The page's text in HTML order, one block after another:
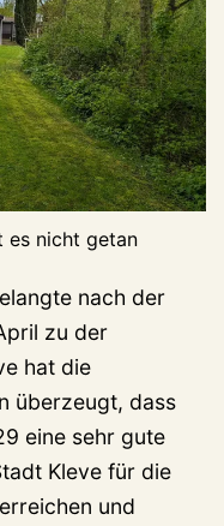
es nicht getan
nach der
zu der
hat die
überzeugt, dass
eine sehr gute
Kleve für die
und